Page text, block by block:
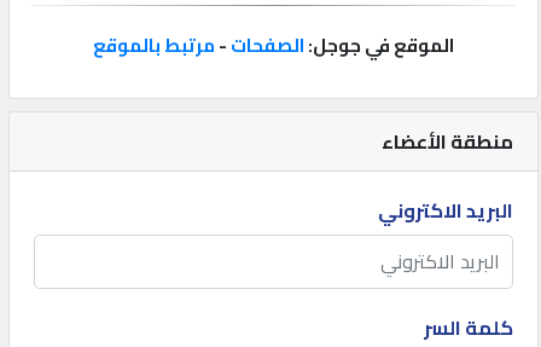
المنتدى
كيو
مزاد
كيو
نمبر
منطقة الأعضاء
البريد الاكتروني
كلمة السر
الموقع في جوجل:الصفحات-مرتبط بالموقع